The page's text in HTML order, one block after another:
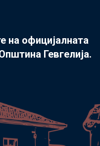
на официјалната
Гевгелија.